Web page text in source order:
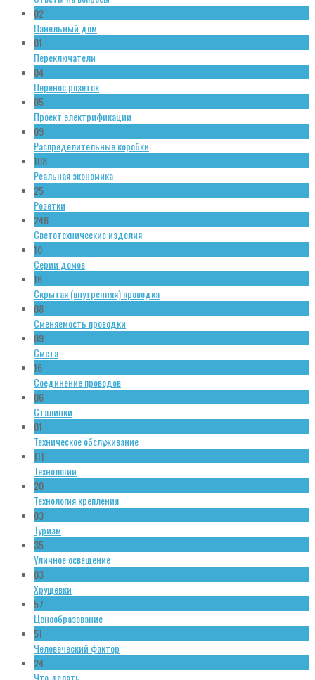
02
Панельный дом
01
Переключатели
04
Перенос розеток
05
Проект электрификации
09
Распределительные коробки
108
Реальная экономика
25
Розетки
246
Светотехнические изделия
10
Серии домов
16
Скрытая (внутренняя) проводка
08
Сменяемость проводки
09
Смета
16
Соединение проводов
06
Сталинки
01
Техническое обслуживание
111
Технологии
20
Технология крепления
03
Туризм
35
Уличное освещение
03
Хрущёвки
57
Ценообразование
51
Человеческий фактор
24